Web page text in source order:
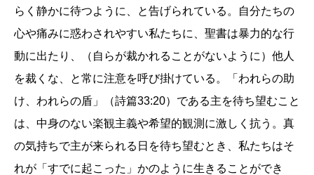
らく静かに待つように、と告げられている。自分たちの
心や痛みに惑わされやすい私たちに、聖書は暴力的な行
動に出たり、（自らが裁かれることがないように）他人
を裁くな、と常に注意を呼び掛けている。「われらの助
け、われらの盾」（詩篇33:20）である主を待ち望むこと
は、中身のない楽観主義や希望的観測に激しく抗う。真
の気持ちで主が来られる日を待ち望むとき、私たちはそ
れが「すでに起こった」かのように生きることができ